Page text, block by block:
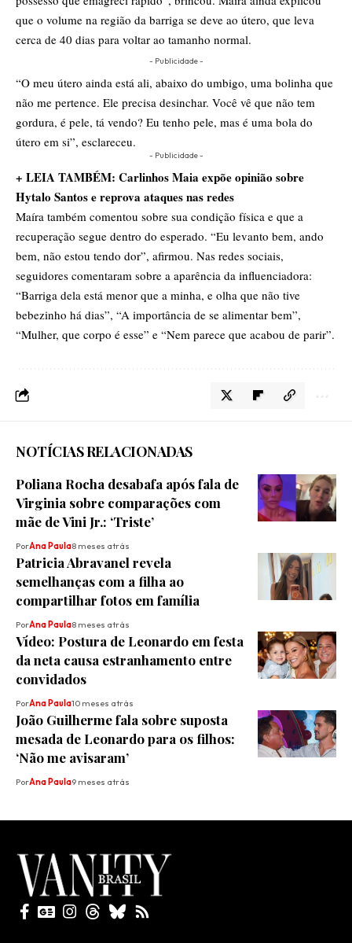
que o volume na região da barriga se deve ao útero, que leva
cerca de 40 dias para voltar ao tamanho normal.
- Publicidade -
“O meu útero ainda está ali, abaixo do umbigo, uma bolinha que
não me pertence. Ele precisa desinchar. Você vê que não tem
gordura, é pele, tá vendo? Eu tenho pele, mas é uma bola do
útero em si”, esclareceu.
- Publicidade -
+ LEIA TAMBÉM: Carlinhos Maia expõe opinião sobre
Hytalo Santos e reprova ataques nas redes
Maíra também comentou sobre sua condição física e que a
recuperação segue dentro do esperado. “Eu levanto bem, ando
bem, não estou tendo dor”, afirmou. Nas redes sociais,
seguidores comentaram sobre a aparência da influenciadora:
“Barriga dela está menor que a minha, e olha que não tive
bebezinho há dias”, “A importância de se alimentar bem”,
“Mulher, que corpo é esse” e “Nem parece que acabou de parir”.
NOTÍCIAS RELACIONADAS
Poliana Rocha desabafa após fala de
Virginia sobre comparações com
mãe de Vini Jr.: ‘Triste’
PorAna Paula8 meses atrás
Patricia Abravanel revela
semelhanças com a filha ao
compartilhar fotos em família
PorAna Paula8 meses atrás
Vídeo: Postura de Leonardo em festa
da neta causa estranhamento entre
convidados
PorAna Paula10 meses atrás
João Guilherme fala sobre suposta
mesada de Leonardo para os filhos:
‘Não me avisaram’
PorAna Paula9 meses atrás